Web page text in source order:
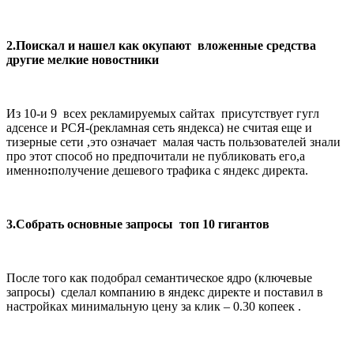
2.Поискал и нашел как окупают вложенные средства
другие мелкие новостники
Из 10-и 9 всех рекламируемых сайтах присутствует гугл
адсенсе и РСЯ-(рекламная сеть яндекса) не считая еще и
тизерные сети ,это означает малая часть пользователей знали
про этот способ но предпочитали не публиковать его,а
именно:получение дешевого трафика с яндекс директа.
3.Собрать основные запросы топ 10 гигантов
После того как подобрал семантическое ядро (ключевые
запросы) сделал компанию в яндекс директе и поставил в
настройках минимальную цену за клик – 0.30 копеек .